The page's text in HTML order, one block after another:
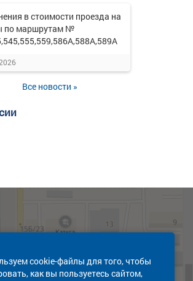
в стоимости проезда на
по маршрутам №
Все новости »
cookie-файлы для того, чтобы
как вы пользуетесь сайтом,